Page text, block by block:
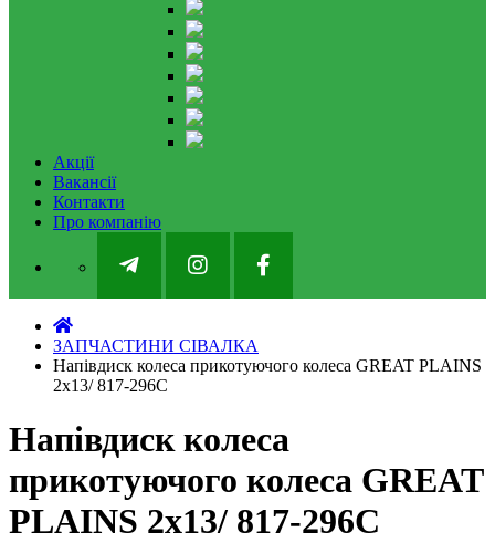
Акції
Вакансії
Контакти
Про компанію
ЗАПЧАСТИНИ СІВАЛКА
Напівдиск колеса прикотуючого колеса GREAT PLAINS
2x13/ 817-296C
Напівдиск колеса
прикотуючого колеса GREAT
PLAINS 2x13/ 817-296C